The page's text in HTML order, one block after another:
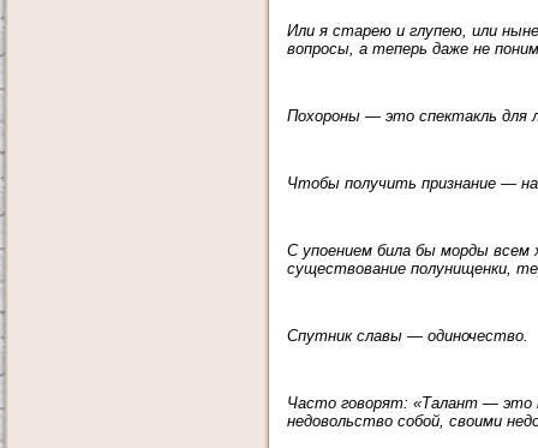
Или я старею и глупею, или
вопросы, а теперь даже не
Похороны — это спектакль
Чтобы получить признание —
С упоением била бы морды
существование полунищенки,
Спутник славы — одиночество.
Часто говорят: «Талант — это
недовольство собой, своими